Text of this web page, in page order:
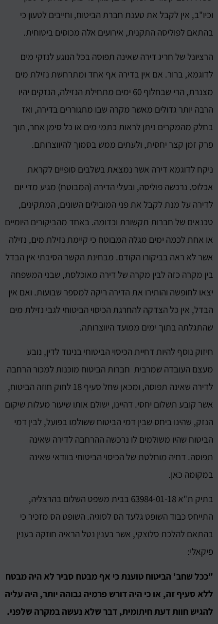
וכיו"ב, אין לקבל את טענת חברת הביטוח, וחייבים לטעון כי
בהתאם לפוליסה התקנית, אירועים אלה מכוסים ביטוחית.
הרציונל של חריג דירה שאינה תפוסה בכל הנוגע לנזקי מים
לדוגמא, ברור. אם אין בדירה אף אחד ומתרחשת נזילת מים
מצנרת, הרי שבחלוף 60 ימים מתחילת הנזילה, הנזקים יהיו
הרבה יותר גדולים מאשר מקרה שבו מתגוררים בדירה, ואז
בחלק מהמקרים ניתן לראות כתמי מים או כל סימן אחר, תוך
פרק זמן קצר יחסית, ולעתים ממש בסמוך להיווצרותם.
ניקח לדוגמא דירה אשר נמצאת בשלבים סופיים לקראת
אכלוס. נרכשה פוליסה, ובעלי הדירה (המבוטח) מגיע מדי יום
לדירה על מנת לקבל את פני המובילים השונים, המתקינים,
טכנאים של חברות תקשורת וכדומה. באחד מהביקורים היומיים
או אחת לכמה ימים מגלה המבוטח כי קיימת נזילת מים, נזילה
אשר לא ראה בביקורו הקודם. מבחינת הקשר הסיבתי אין הבדל
בין מקרה כזה לבין מקרה של דירה מאוכלסת, שבני המשפחה
יצאו לחופשה והותירו את הדירה ריקה למספר שבועות. ואם אין
הבדל, אין כל הצדקה להחרגת הכיסוי הביטוחי לגבי נזילת מים
שהתגלתה בתוך ימים ממועד היווצרותה.
חיזוק נוסף להיות דחיית הכיסוי הביטוחי בניגוד לדין, נובע
מעצם העובדה שמרבית חברות הביטוח מוכנות למכור הרחבה
לדירה שאינה תפוסה, ומכאן שחל סעיף 18 לחוק חוזה הביטוח,
אשר קובע תשלום יחסי. דהיינו, ישולם אותו שיעור מעלות שיקום
הנזק, שהינו ביחס שבין דמי הביטוח ששולמו בפועל, לבין דמי
הביטוח שהיו משולמים לו נרכשה ההרחבה לדירה שאינה
תפוסה. דחיה מוחלטת של הכיסוי הביטוחי בוודאי שאינה
במקומה כאן.
בתיק ת"א 63984-01-18 בבית משפט השלום בהרצליה,
התייחס כבוד השופט גלעד הס לסוגיה. השופט הס מזכיר כי
בהתאם להלכת סלוצקי, אשר בענין נטל הראיה חוזקה בענין
פיקאלי:
"ככל שחב' הביטוח טוענת כי אף מבטח סביר לא היה מבטח
ללא סעיף זה, או כי היה דורש פרמיה גבוהה יותר, היה עליה
להגיש חוות דעת חיתומית, דבר שלא נעשה במקרה שלפני.